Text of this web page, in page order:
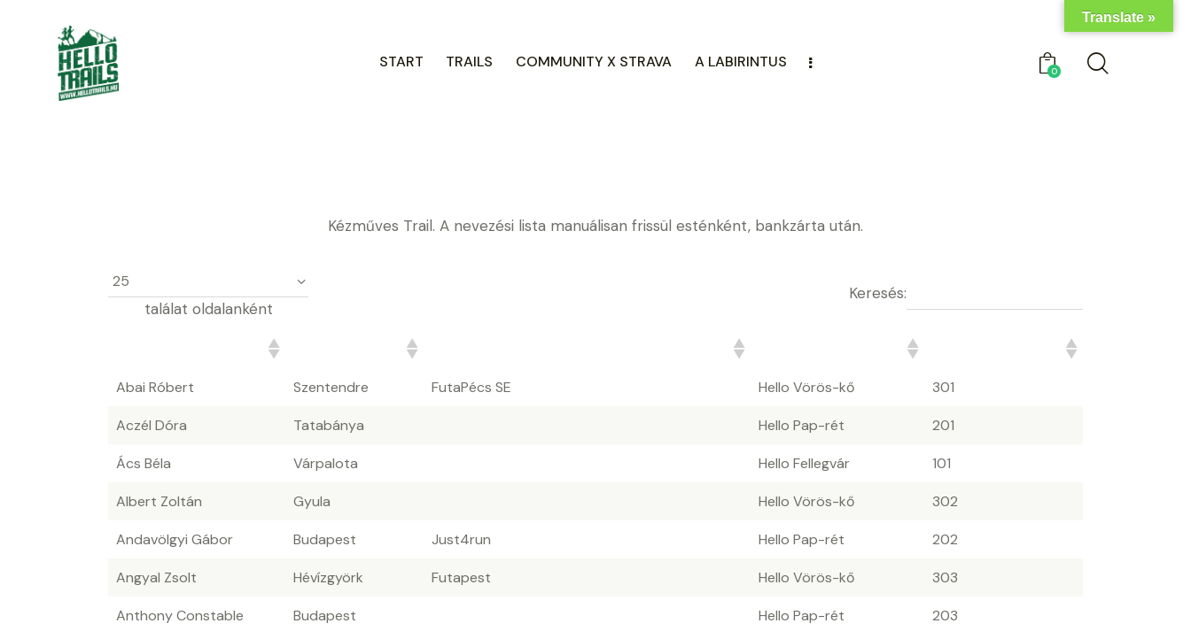
START TRAILS COMMUNITY X STRAVA A LABIRINTUS
0
Kézműves Trail. A nevezési lista manuálisan frissül esténként, bankzárta után.
találat oldalanként
Keresés:
Abai Róbert Szentendre FutaPécs SE Hello Vörös-kő 301
Aczél Dóra Tatabánya Hello Pap-rét 201
Ács Béla Várpalota Hello Fellegvár 101
Albert Zoltán Gyula Hello Vörös-kő 302
Andavölgyi Gábor Budapest Just4run Hello Pap-rét 202
Angyal Zsolt Hévízgyörk Futapest Hello Vörös-kő 303
Anthony Constable Budapest Hello Pap-rét 203
Translate »